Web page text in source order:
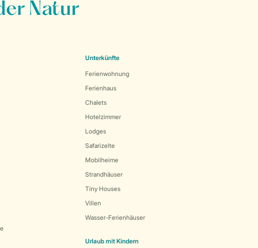
Natur
Unterkünfte
Ferienwohnung
Ferienhaus
Chalets
Hotelzimmer
Lodges
Safarizelte
Mobilheime
Strandhäuser
Tiny Houses
Villen
Wasser-Ferienhäuser
Urlaub mit Kindern